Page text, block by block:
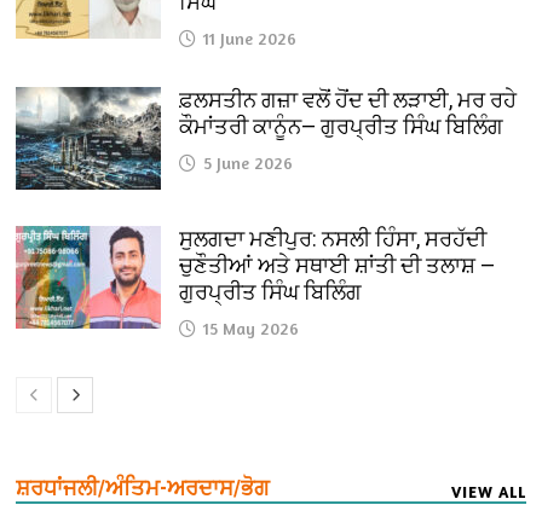
11 June 2026
ਫ਼ਲਸਤੀਨ ਗਜ਼ਾ ਵਲੋਂ ਹੋਂਦ ਦੀ ਲੜਾਈ, ਮਰ ਰਹੇ
ਕੌਮਾਂਤਰੀ ਕਾਨੂੰਨ— ਗੁਰਪ੍ਰੀਤ ਸਿੰਘ ਬਿਲਿੰਗ
5 June 2026
ਸੁਲਗਦਾ ਮਣੀਪੁਰ: ਨਸਲੀ ਹਿੰਸਾ, ਸਰਹੱਦੀ
ਚੁਣੌਤੀਆਂ ਅਤੇ ਸਥਾਈ ਸ਼ਾਂਤੀ ਦੀ ਤਲਾਸ਼ —
ਗੁਰਪ੍ਰੀਤ ਸਿੰਘ ਬਿਲਿੰਗ
15 May 2026
ਸ਼ਰਧਾਂਜਲੀ/ਅੰਤਿਮ-ਅਰਦਾਸ/ਭੋਗ VIEW ALL